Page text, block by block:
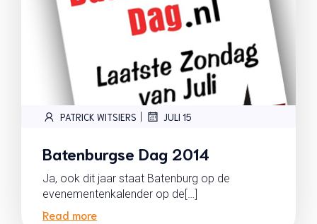
PATRICK WITSIERS | JULI 15
Batenburgse Dag 2014
Ja, ook dit jaar staat Batenburg op de
evenementenkalender op de[…]
Read more